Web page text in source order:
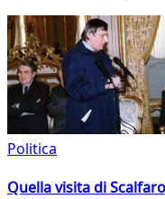
Politica
Quella visita di